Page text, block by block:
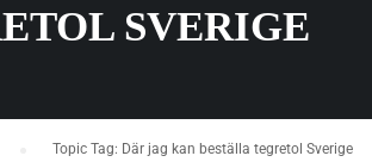
SVERIGE
Topic Tag: Där jag kan beställa tegretol Sverige